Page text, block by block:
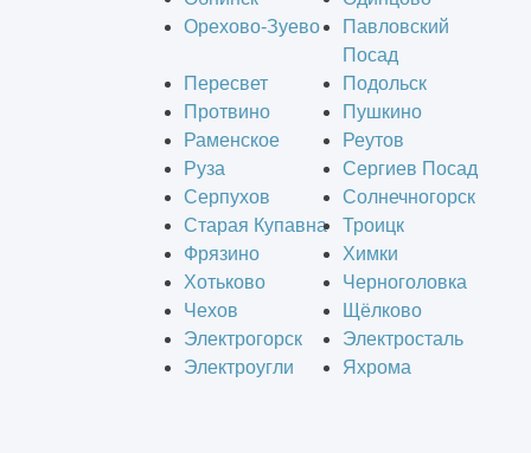
Орехово-Зуево
Павловский
Посад
Пересвет
Подольск
Протвино
Пушкино
Раменское
Реутов
Руза
Сергиев Посад
Серпухов
Солнечногорск
Старая Купавна
Троицк
Фрязино
Химки
Хотьково
Черноголовка
Чехов
Щёлково
Электрогорск
Электросталь
Электроугли
Яхрома